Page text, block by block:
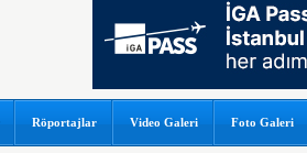
Röportajlar Video Galeri Foto Galeri